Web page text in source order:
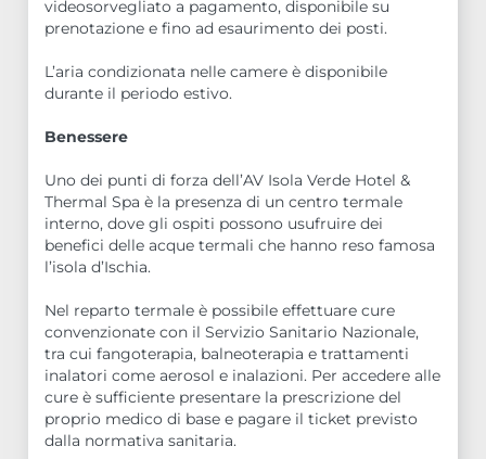
videosorvegliato a pagamento, disponibile su
prenotazione e fino ad esaurimento dei posti.
L’aria condizionata nelle camere è disponibile
durante il periodo estivo.
Benessere
Uno dei punti di forza dell’AV Isola Verde Hotel &
Thermal Spa è la presenza di un centro termale
interno, dove gli ospiti possono usufruire dei
benefici delle acque termali che hanno reso famosa
l’isola d’Ischia.
Nel reparto termale è possibile effettuare cure
convenzionate con il Servizio Sanitario Nazionale,
tra cui fangoterapia, balneoterapia e trattamenti
inalatori come aerosol e inalazioni. Per accedere alle
cure è sufficiente presentare la prescrizione del
proprio medico di base e pagare il ticket previsto
dalla normativa sanitaria.